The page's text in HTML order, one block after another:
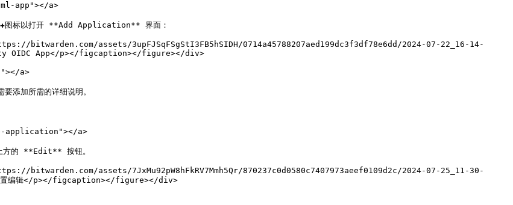
app"></a>
标以打开 **Add Application** 界面：
assets/3upFJSqFSgStI3FB5hSIDH/0714a45788207aed199dc3f3df78e6dd/2024-07-22_16-14-
OIDC App</p></figcaption></figure></div>
a>
加所需的详细说明。
application"></a>
的 **Edit** 按钮。
assets/7JxMu92pW8hFkRV7Mmh5Qr/870237c0d0580c7407973aeef0109d2c/2024-07-25_11-30-
编辑</p></figcaption></figure></div>